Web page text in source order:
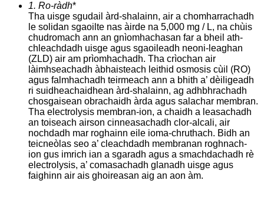
1. Ro-ràdh*
Tha uisge sgudail àrd-shalainn, air a chomharrachadh
le solidan sgaoilte nas àirde na 5,000 mg / L, na chùis
chudromach ann an gnìomhachasan far a bheil ath-
chleachdadh uisge agus sgaoileadh neoni-leaghan
(ZLD) air am prìomhachadh. Tha crìochan air
làimhseachadh àbhaisteach leithid osmosis cùil (RO)
agus falmhachadh teirmeach ann a bhith a’ dèiligeadh
ri suidheachaidhean àrd-shalainn, ag adhbhrachadh
chosgaisean obrachaidh àrda agus salachar membran.
Tha electrolysis membran-ion, a chaidh a leasachadh
an toiseach airson cinneasachadh clor-alcali, air
nochdadh mar roghainn eile ioma-chruthach. Bidh an
teicneòlas seo a’ cleachdadh membranan roghnach-
ion gus imrich ian a sgaradh agus a smachdachadh rè
electrolysis, a’ comasachadh glanadh uisge agus
faighinn air ais ghoireasan aig an aon àm.